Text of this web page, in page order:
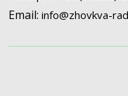
Email: info@zhovkva-